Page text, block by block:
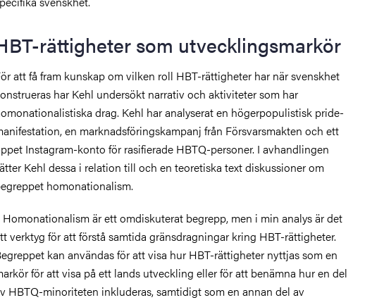
rättigheter som utvecklingsmarkör
att få fram kunskap om vilken roll HBT-rättigheter har när svenskhet
har Kehl undersökt narrativ och aktiviteter som har
drag. Kehl har analyserat en högerpopulistisk pride-
en marknadsföringskampanj från Försvarsmakten och ett
Instagram-konto för rasifierade HBTQ-personer. I avhandlingen
Kehl dessa i relation till och en teoretiska text diskussioner om
homonationalism.
Homonationalism är ett omdiskuterat begrepp, men i min analys är det
verktyg för att förstå samtida gränsdragningar kring HBT-rättigheter.
kan användas för att visa hur HBT-rättigheter nyttjas som en
för att visa på ett lands utveckling eller för att benämna hur en del
HBTQ-minoriteten inkluderas, samtidigt som en annan del av